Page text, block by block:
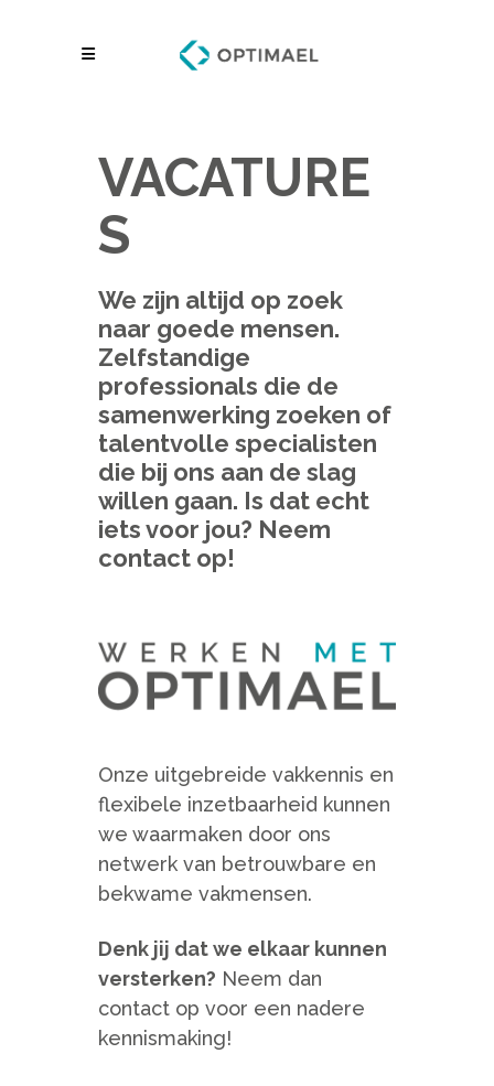
VACATURE
S
We zijn altijd op zoek
naar goede mensen.
Zelfstandige
professionals die de
samenwerking zoeken of
talentvolle specialisten
die bij ons aan de slag
willen gaan. Is dat echt
iets voor jou? Neem
contact op!
Onze uitgebreide vakkennis en
flexibele inzetbaarheid kunnen
we waarmaken door ons
netwerk van betrouwbare en
bekwame vakmensen.
Denk jij dat we elkaar kunnen
versterken? Neem dan
contact op voor een nadere
kennismaking!